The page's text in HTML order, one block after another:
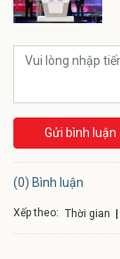
Gửi bình luận
(0) Bình luận
Xếp theo: Thời gian